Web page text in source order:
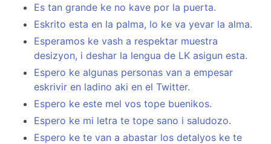
Es tan grande ke no kave por la puerta.
Eskrito esta en la palma, lo ke va yevar la alma.
Esperamos ke vash a respektar muestra
desizyon, i deshar la lengua de LK asigun esta.
Espero ke algunas personas van a empesar
eskrivir en ladino aki en el Twitter.
Espero ke este mel vos tope buenikos.
Espero ke mi letra te tope sano i saludozo.
Espero ke te van a abastar los detalyos ke te